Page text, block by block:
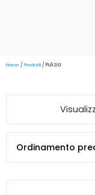
Home / Prodotti/ Pulizia